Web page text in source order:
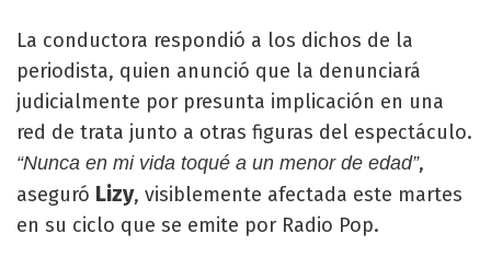
La conductora respondió a los dichos de la
periodista, quien anunció que la denunciará
judicialmente por presunta implicación en una
red de trata junto a otras figuras del espectáculo.
“Nunca en mi vida toqué a un menor de edad”,
aseguró Lizy, visiblemente afectada este martes
en su ciclo que se emite por Radio Pop.